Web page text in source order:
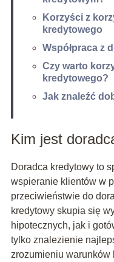
Korzyści z
kredytowego
Współpraca z
Czy warto
kredytowego?
Jak znaleźć
Kim jest
Doradca kredytowy to
wspieranie klientów w
przeciwieństwie do
kredytowy skupia się
hipotecznych, jak i
tylko znalezienie
zrozumieniu warunków